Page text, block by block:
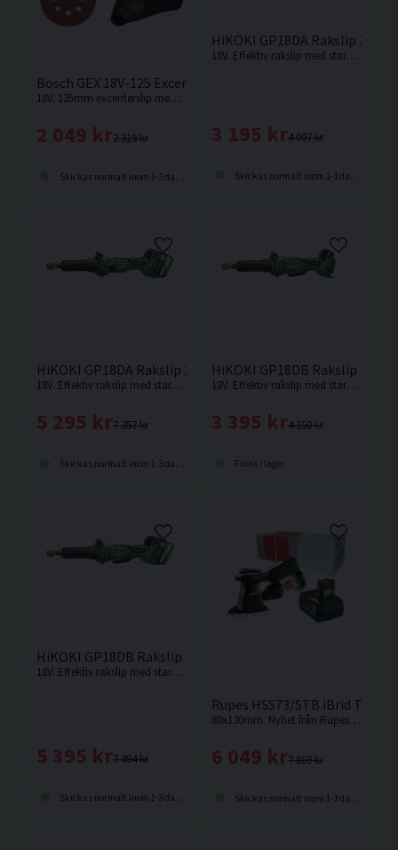
Bosch GEX 18V-125 Excenterslip 125mm 18V
18V. 125mm excenterslip med låga vibrationer från Bosch. Levereras utan batteri och laddare.
2 319 kr
2 049 kr
Skickas normalt inom 1-3 dagar
HiKOKI GP18DA Rakslip 18V
18V. Effektiv rakslip med stark kolborstfri motor som ger samma prestanda som motsvarande modell med nätdrift.
4 007 kr
3 195 kr
Skickas normalt inom 1-3 dagar
HiKOKI GP18DA Rakslip 18V (2x5,0Ah)
18V. Effektiv rakslip med stark kolborstfri motor som ger samma prestanda som motsvarande modell med nätdrift.
7 357 kr
5 295 kr
Skickas normalt inom 1-3 dagar
HiKOKI GP18DB Rakslip 18V
18V. Effektiv rakslip med stark kolborstfri motor som ger samma prestanda som motsvarande modell med nätdrift. Levereras utan batteri & laddare.
4 150 kr
3 395 kr
Finns i lager
HiKOKI GP18DB Rakslip 18V (2x5,0Ah)
18V. Effektiv rakslip med stark kolborstfri motor som ger samma prestanda som motsvarande modell med nätdrift.
7 494 kr
5 395 kr
Skickas normalt inom 1-3 dagar
Rupes HSS73/STB iBrid
80x130mm. Nyhet från Rupes. Batteridriven planslip på 18V med dubbla batterier och upp till 45 minuters körtid per batteri.
7 869 kr
6 049 kr
Skickas normalt inom 1-3 dagar